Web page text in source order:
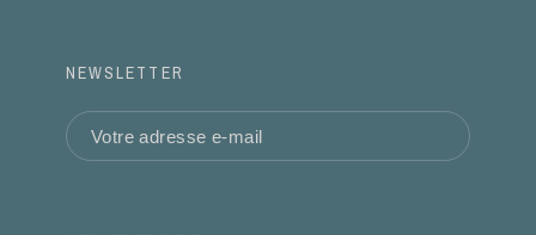
NEWSLETTER